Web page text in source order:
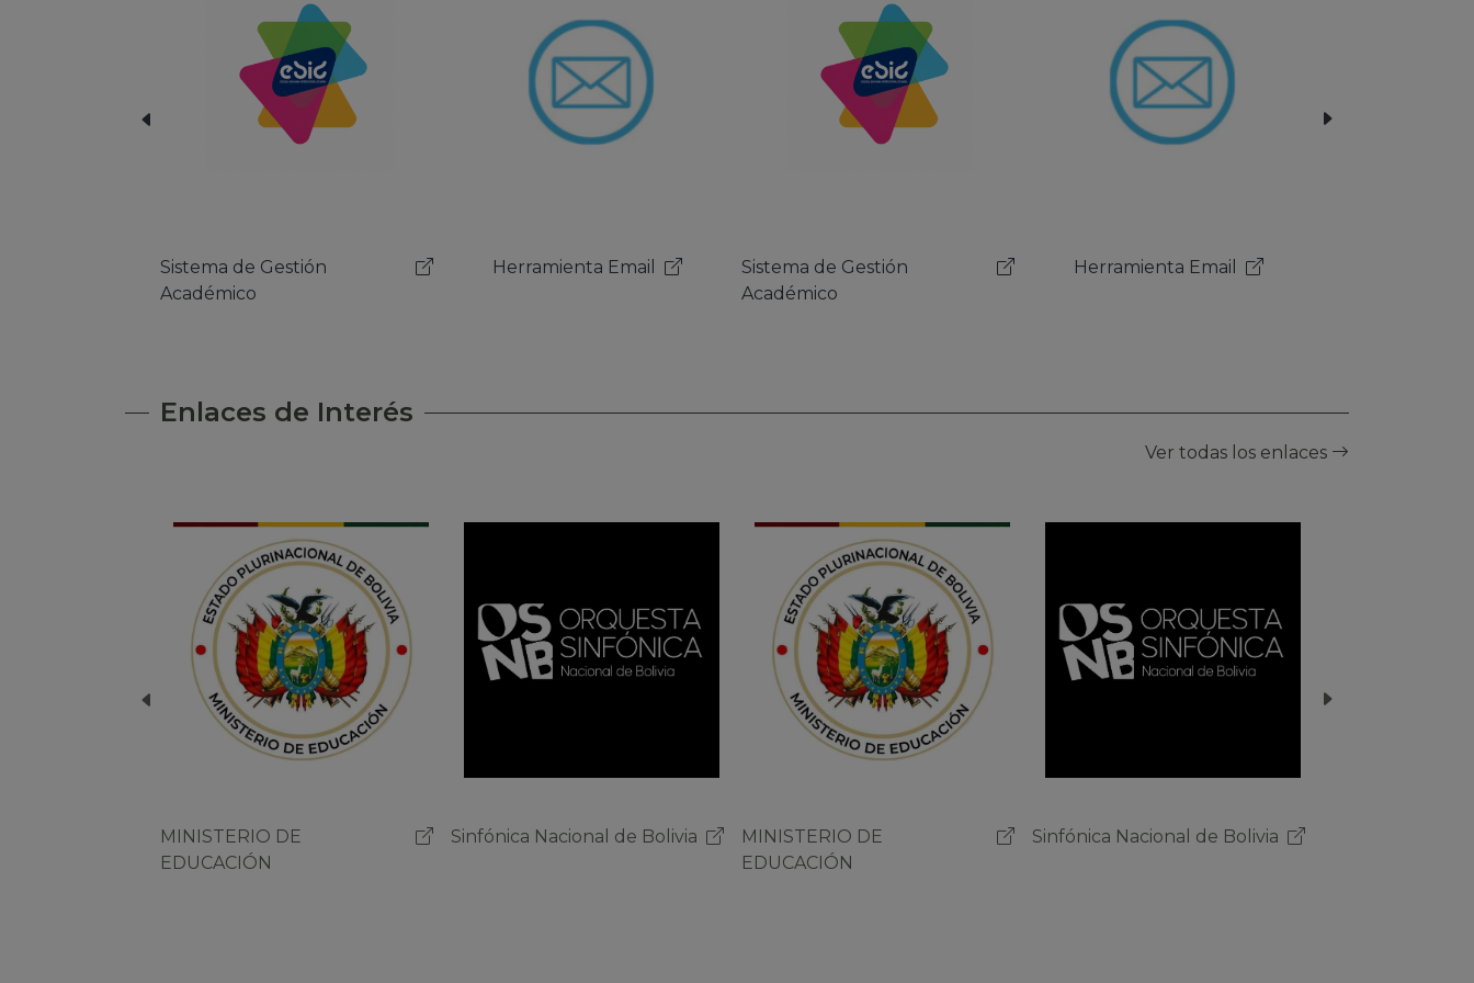
Herramienta Email
Sistema de Gestión
Herramienta Email
Sistema de Gestión
Enlaces de Interés
Ver todas los enlaces
Sinfónica Nacional de Bolivia
MINISTERIO DE
Sinfónica Nacional de Bolivia
MINISTERIO DE